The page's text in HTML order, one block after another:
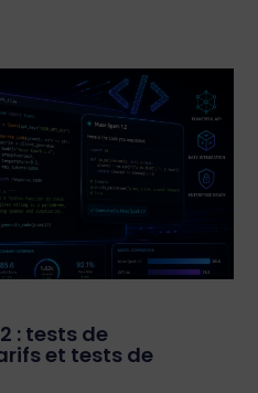
: tests de
et tests de